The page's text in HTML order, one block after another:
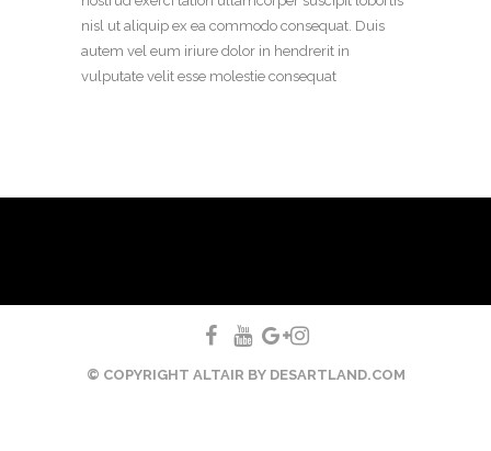
nisl ut aliquip ex ea commodo consequat. Duis
autem vel eum iriure dolor in hendrerit in
vulputate velit esse molestie consequat
© COPYRIGHT ALTAIR BY DESARTLAND.COM